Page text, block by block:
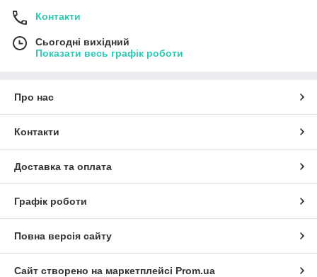
Контакти
Сьогодні вихідний
Показати весь графік роботи
Про нас
Контакти
Доставка та оплата
Графік роботи
Повна версія сайту
Сайт створено на маркетплейсі Prom.ua